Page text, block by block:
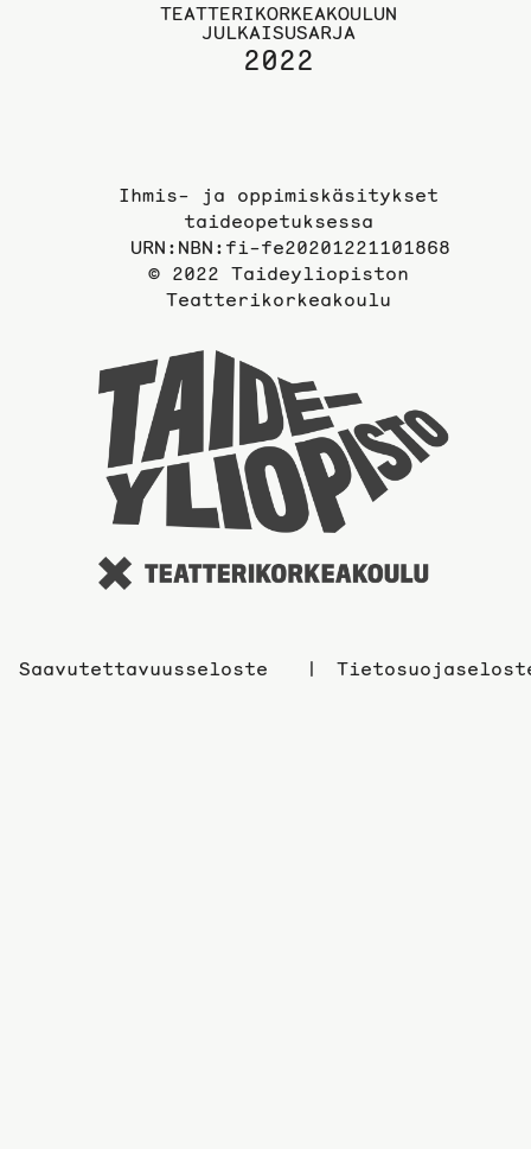
TEATTERIKORKEAKOULUN
JULKAISUSARJA
2022
Ihmis- ja oppimiskäsitykset
taideopetuksessa
URN:NBN:fi-fe20201221101868
© 2022 Taideyliopiston
Teatterikorkeakoulu
Saavutettavuusseloste